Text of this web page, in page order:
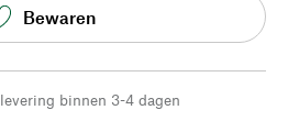
Bewaren
levering binnen 3-4 dagen